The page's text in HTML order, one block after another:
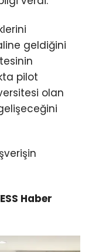
geldiğini
pilot
olan
Haber